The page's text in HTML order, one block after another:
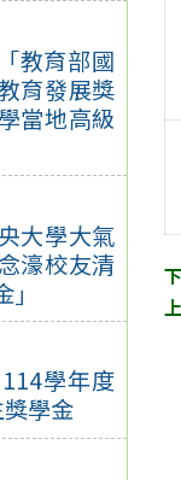
教育部國
育發展獎
當地高級
大學大氣
濠校友清
學年度
學金